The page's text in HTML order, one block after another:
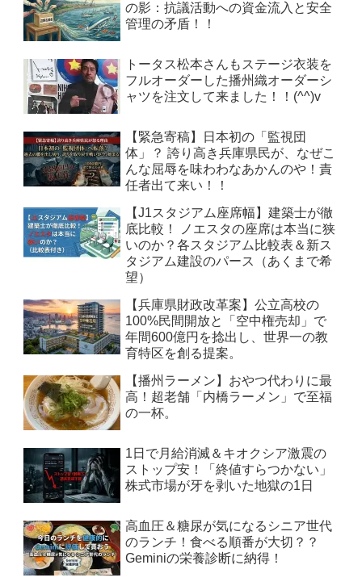
の影：抗議活動への資金流入と安全
管理の矛盾！！
トータス松本さんもステージ衣装を
フルオーダーした播州織オーダーシ
ャツを注文して来ました！！(^^)v
【緊急寄稿】日本初の「監視団
体」？ 誇り高き兵庫県民が、なぜこ
んな屈辱を味わわなあかんのや！責
任者出て来い！！
【J1スタジアム座席幅】建築士が徹
底比較！ ノエスタの座席は本当に狭
いのか？各スタジアム比較表＆新ス
タジアム建設のパース（あくまで希
望）
【兵庫県財政改革案】公立高校の
100%民間開放と「空中権売却」で
年間600億円を捻出し、世界一の教
育特区を創る提案。
【播州ラーメン】おやつ代わりに最
高！超老舗「内橋ラーメン」で至福
の一杯。
1日で月給消滅＆キオクシア激震の
ストップ安！「終値すらつかない」
株式市場が牙を剥いた地獄の1日
高血圧＆糖尿が気になるシニア世代
のランチ！食べる順番が大切？？
Geminiの栄養診断に納得！